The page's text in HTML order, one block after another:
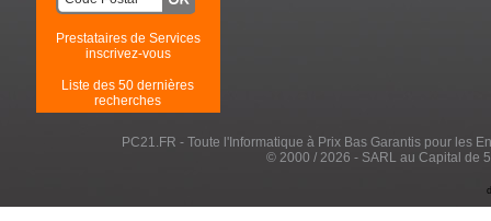
Prestataires de Services
inscrivez-vous
Liste des 50 dernières
recherches
PC21.FR - Toute l'Informatique à Prix Bas Garantis pour les
© 2000 / 2026 - SARL au Capital de